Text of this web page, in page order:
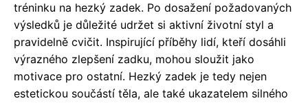
tréninku na hezký zadek. Po dosažení požadovaných
výsledků je důležité udržet si aktivní životní styl a
pravidelně cvičit. Inspirující příběhy lidí, kteří dosáhli
výrazného zlepšení zadku, mohou sloužit jako
motivace pro ostatní. Hezký zadek je tedy nejen
estetickou součástí těla, ale také ukazatelem silného